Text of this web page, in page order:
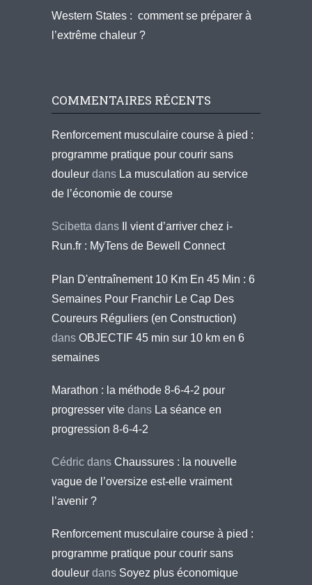
Western States : comment se préparer à
l’extrême chaleur ?
COMMENTAIRES RÉCENTS
Renforcement musculaire course à pied :
programme pratique pour courir sans
douleur dans La musculation au service
de l’économie de course
Scibetta dans
Il vient d’arriver chez i-
Run.fr : MyTens de Bewell Connect
Plan D'entraînement 10 Km En 45 Min : 6
Semaines Pour Franchir Le Cap Des
Coureurs Réguliers (en Construction)
dans OBJECTIF 45 min sur 10 km en 6
semaines
Marathon : la méthode 8-6-4-2 pour
progresser vite dans La séance en
progression 8-6-4-2
Cédric dans Chaussures : la nouvelle
vague de l’oversize est-elle vraiment
l’avenir ?
Renforcement musculaire course à pied :
programme pratique pour courir sans
douleur dans Soyez plus économique